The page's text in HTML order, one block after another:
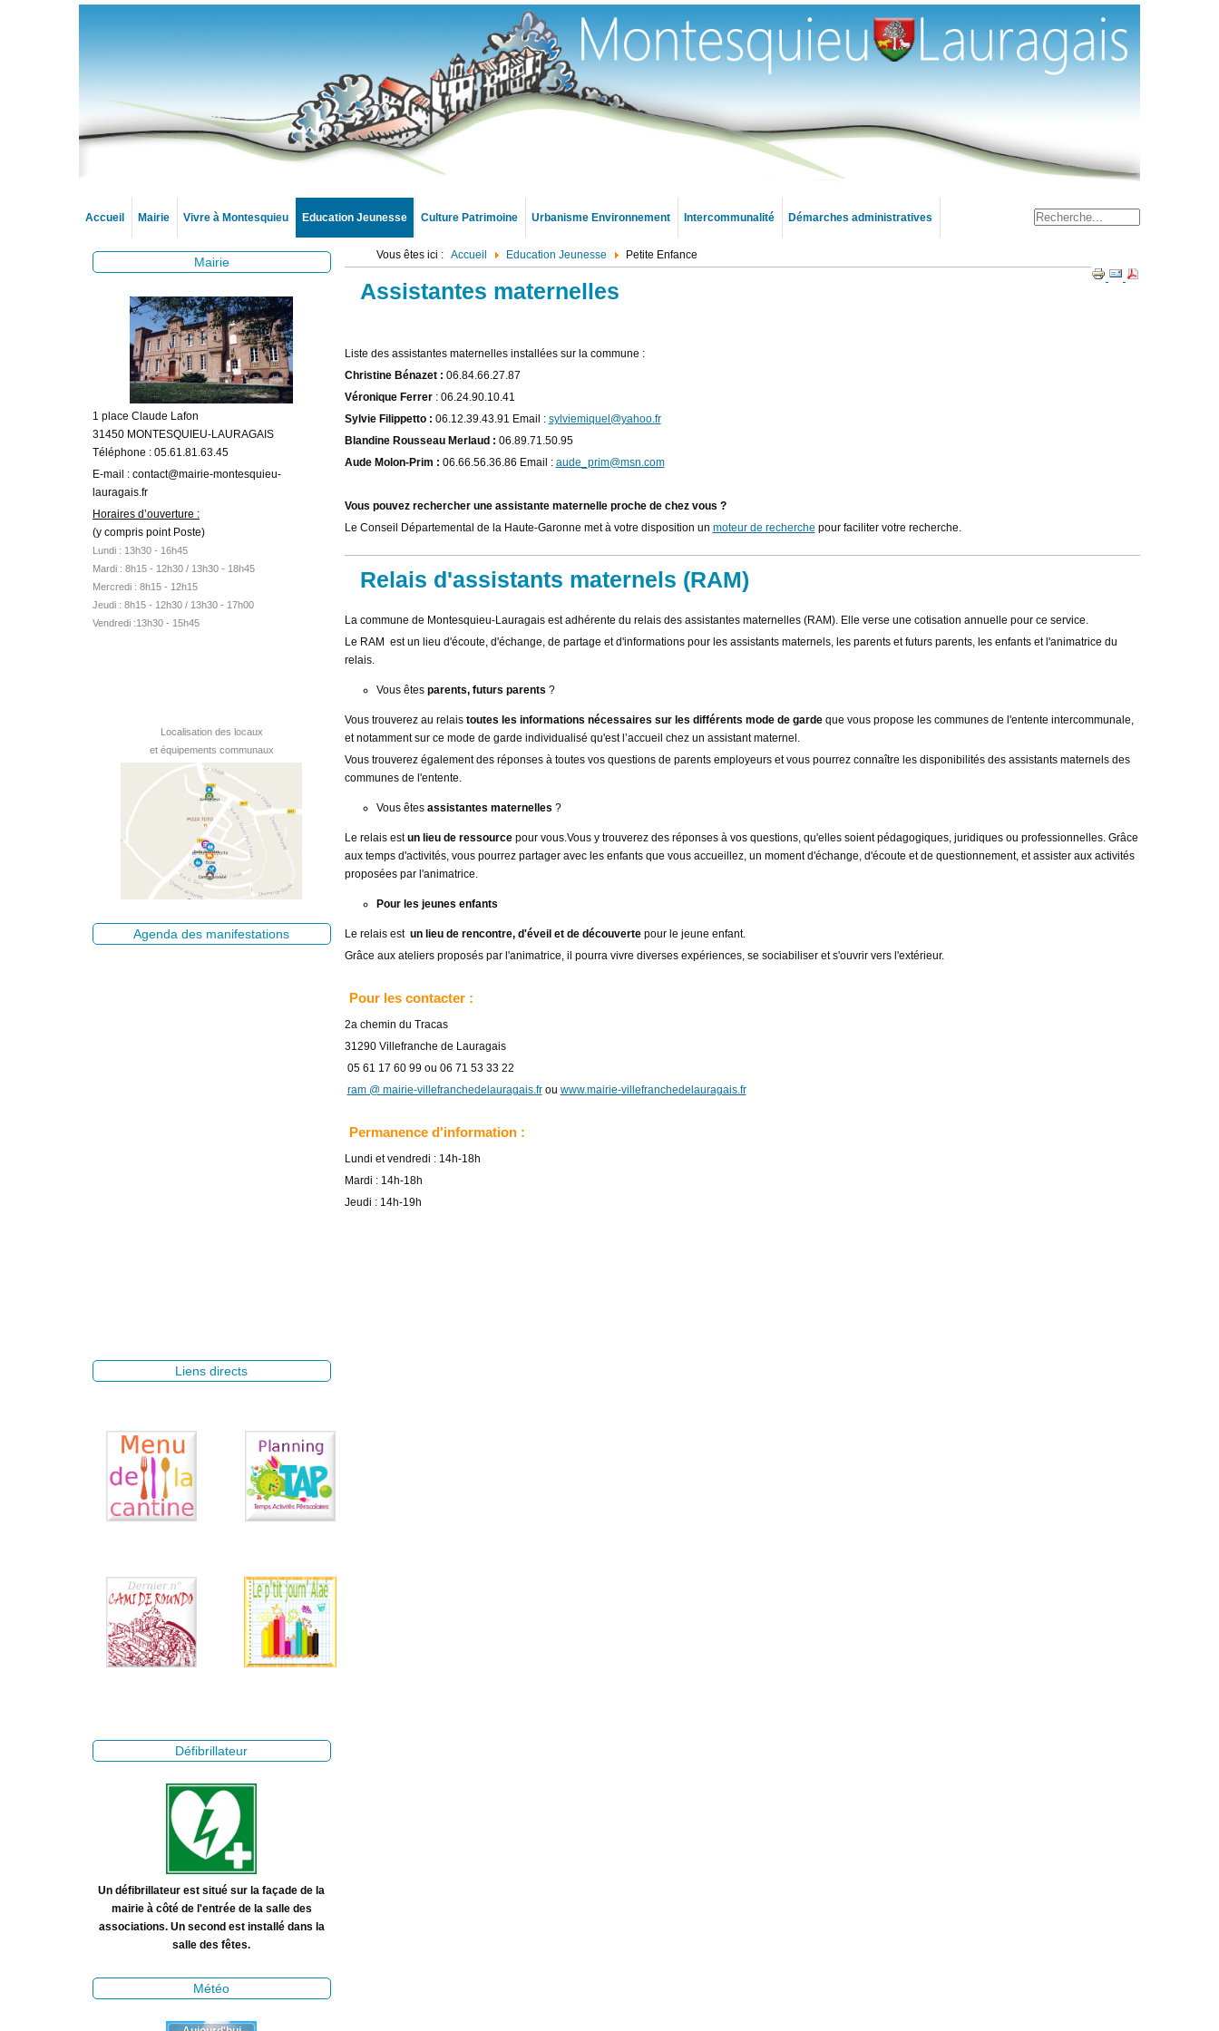
Accueil Mairie Vivre à Montesquieu Education Jeunesse Culture Patrimoine Urbanisme Environnement Intercommunalité Démarches administratives
Mairie
1 place Claude Lafon
31450 MONTESQUIEU-LAURAGAIS
Téléphone : 05.61.81.63.45
E-mail : contact@mairie-montesquieu-
lauragais.fr
Horaires d’ouverture :
(y compris point Poste)
Lundi : 13h30 - 16h45
Mardi : 8h15 - 12h30 / 13h30 - 18h45
Mercredi : 8h15 - 12h15
Jeudi : 8h15 - 12h30 / 13h30 - 17h00
Vendredi :13h30 - 15h45
Localisation des locaux
et équipements communaux
Agenda des manifestations
Liens directs
Défibrillateur
Un défibrillateur est situé sur la façade de la
mairie à côté de l'entrée de la salle des
associations. Un second est installé dans la
salle des fêtes.
Météo
Vous êtes ici : Accueil Education Jeunesse Petite Enfance
Assistantes maternelles
Liste des assistantes maternelles installées sur la commune :
Christine Bénazet : 06.84.66.27.87
Véronique Ferrer: 06.24.90.10.41
Sylvie Filippetto : 06.12.39.43.91 Email : sylviemiquel@yahoo.fr
Blandine Rousseau Merlaud : 06.89.71.50.95
Aude Molon-Prim : 06.66.56.36.86 Email : aude_prim@msn.com
Vous pouvez rechercher une assistante maternelle proche de chez vous ?
Le Conseil Départemental de la Haute-Garonne met à votre disposition un moteur de recherche pour faciliter votre recherche.
Relais d'assistants maternels (RAM)
La commune de Montesquieu-Lauragais est adhérente du relais des assistantes maternelles (RAM). Elle verse une cotisation annuelle pour ce service.
Le RAM est un lieu d'écoute, d'échange, de partage et d'informations pour les assistants maternels, les parents et futurs parents, les enfants et l'animatrice du
relais.
Vous êtes parents, futurs parents ?
Vous trouverez au relais toutes les informations nécessaires sur les différents mode de gardeque vous propose les communes de l'entente intercommunale,
et notamment sur ce mode de garde individualisé qu'est l’accueil chez un assistant maternel.
Vous trouverez également des réponses à toutes vos questions de parents employeurs et vous pourrez connaître les disponibilités des assistants maternels des
communes de l'entente.
Vous êtes assistantes maternelles ?
Le relais estun lieu de ressourcepour vous.Vous y trouverez des réponses à vos questions, qu'elles soient pédagogiques, juridiques ou professionnelles. Grâce
aux temps d'activités, vous pourrez partager avec les enfants que vous accueillez, un moment d'échange, d'écoute et de questionnement, et assister aux activités
proposées par l'animatrice.
Pour les jeunes enfants
Le relais est un lieu de rencontre, d'éveil et de découvertepour le jeune enfant.
Grâce aux ateliers proposés par l'animatrice, il pourra vivre diverses expériences, se sociabiliser et s'ouvrir vers l'extérieur.
Pour les contacter :
2a chemin du Tracas
31290 Villefranche de Lauragais
05 61 17 60 99 ou 06 71 53 33 22
ram @ mairie-villefranchedelauragais.frou www.mairie-villefranchedelauragais.fr
Permanence d'information :
Lundi et vendredi : 14h-18h
Mardi : 14h-18h
Jeudi : 14h-19h